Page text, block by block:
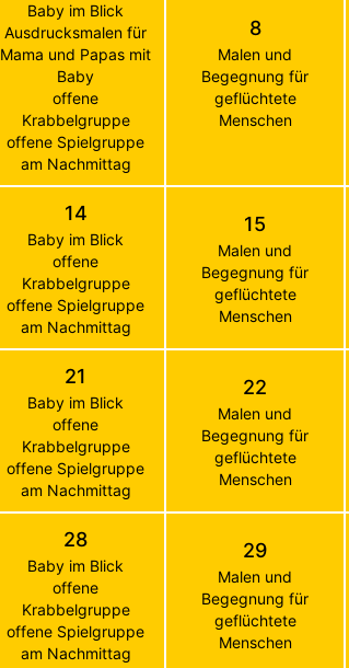
Baby im Blick
Ausdrucksmalen für
Mama und Papas mit
Baby
offene
Krabbelgruppe
offene Spielgruppe
am Nachmittag
8
Malen und
Begegnung für
geflüchtete
Menschen
14
Baby im Blick
offene
Krabbelgruppe
offene Spielgruppe
am Nachmittag
15
Malen und
Begegnung für
geflüchtete
Menschen
21
Baby im Blick
offene
Krabbelgruppe
offene Spielgruppe
am Nachmittag
22
Malen und
Begegnung für
geflüchtete
Menschen
28
Baby im Blick
offene
Krabbelgruppe
offene Spielgruppe
am Nachmittag
29
Malen und
Begegnung für
geflüchtete
Menschen